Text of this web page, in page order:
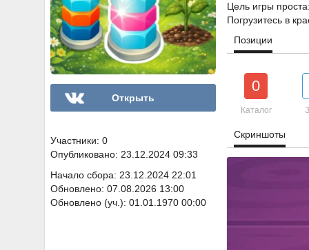
Открыть
Участники: 0
Опубликовано: 23.12.2024 09:33
Начало сбора: 23.12.2024 22:01
Обновлено: 07.08.2026 13:00
Обновлено (уч.): 01.01.1970 00:00
Цель игры
Погрузитесь в
Позиции
0
Каталог
Скриншоты